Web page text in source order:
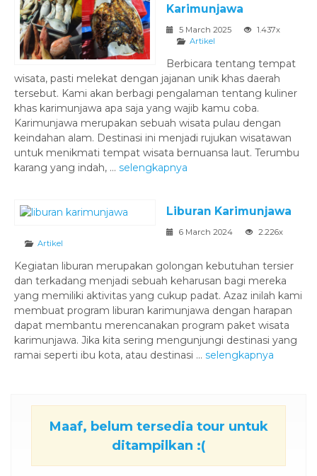
Karimunjawa
5 March 2025
1.437x
Artikel
Berbicara tentang tempat
wisata, pasti melekat dengan jajanan unik khas daerah
tersebut. Kami akan berbagi pengalaman tentang kuliner
khas karimunjawa apa saja yang wajib kamu coba.
Karimunjawa merupakan sebuah wisata pulau dengan
keindahan alam. Destinasi ini menjadi rujukan wisatawan
untuk menikmati tempat wisata bernuansa laut. Terumbu
karang yang indah, ... selengkapnya
Liburan Karimunjawa
6 March 2024
2.226x
Artikel
Kegiatan liburan merupakan golongan kebutuhan tersier
dan terkadang menjadi sebuah keharusan bagi mereka
yang memiliki aktivitas yang cukup padat. Azaz inilah kami
membuat program liburan karimunjawa dengan harapan
dapat membantu merencanakan program paket wisata
karimunjawa. Jika kita sering mengunjungi destinasi yang
ramai seperti ibu kota, atau destinasi ... selengkapnya
Maaf, belum tersedia tour untuk
ditampilkan :(